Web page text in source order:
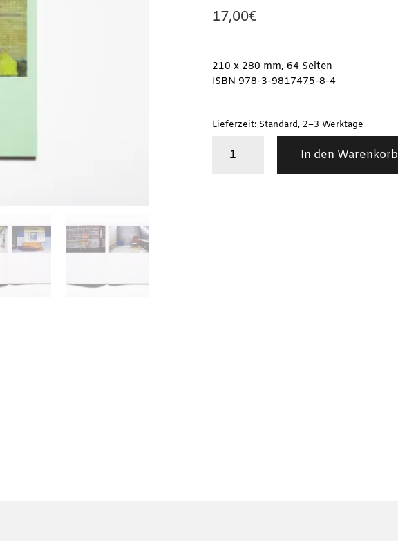
17,00€
210 x 280 mm, 64 Seiten
ISBN 978-3-9817475-8-4
Lieferzeit: Standard, 2–3 Werktage
Clemens
In den Warenkorb